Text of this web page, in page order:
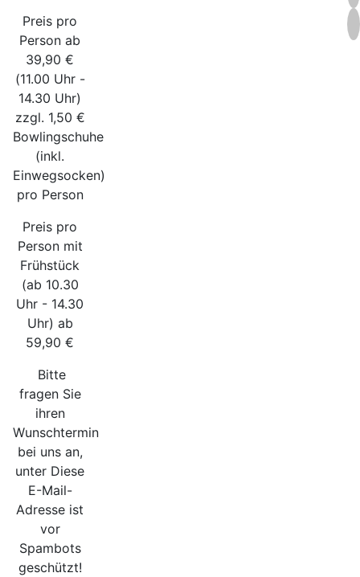
Preis pro
Person ab
39,90 €
(11.00 Uhr -
14.30 Uhr)
zzgl. 1,50 €
Bowlingschuhe
(inkl.
Einwegsocken)
pro Person
Preis pro
Person mit
Frühstück
(ab 10.30
Uhr - 14.30
Uhr) ab
59,90 €
Bitte
fragen Sie
ihren
Wunschtermin
bei uns an,
unter Diese
E-Mail-
Adresse ist
vor
Spambots
geschützt!